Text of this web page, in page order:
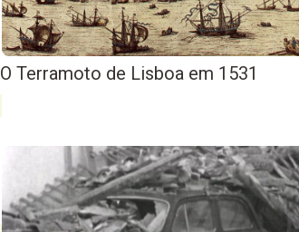
O Terramoto de Lisboa em 1531